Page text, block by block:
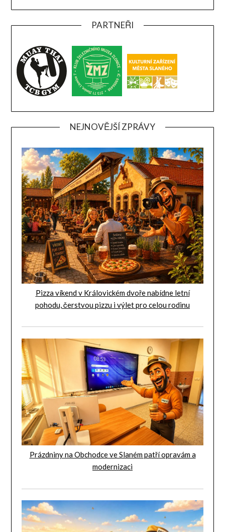
PARTNEŘI
NEJNOVĚJŠÍ ZPRÁVY
Pizza víkend v Královickém dvoře nabídne letní
pohodu, čerstvou pizzu i výlet pro celou rodinu
Prázdniny na Obchodce ve Slaném patří opravám a
modernizaci